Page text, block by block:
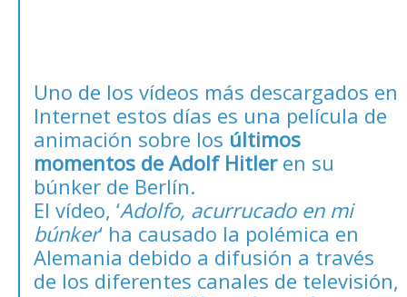
Uno de los vídeos más descargados en
Internet estos días es una película de
animación sobre los últimos
momentos de Adolf Hitleren su
búnker de Berlín.
El vídeo, ‘Adolfo, acurrucado en mi
búnker‘ ha causado la polémica en
Alemania debido a difusión a través
de los diferentes canales de televisión,